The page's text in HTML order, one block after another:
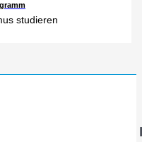
studieren